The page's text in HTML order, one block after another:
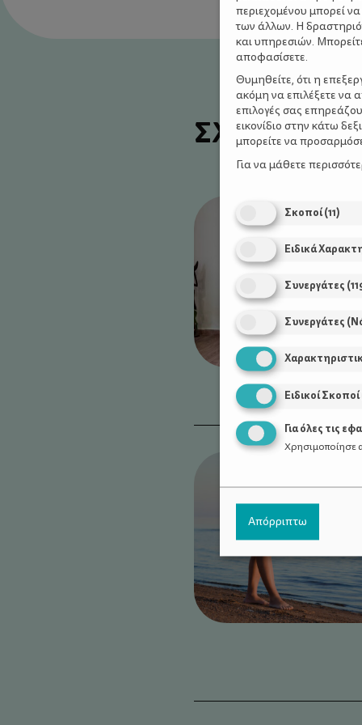
ΣΧΕΤΙΚΑ
περιεχομένου μπορεί
των άλλων. Η
και υπηρεσιών.
αποφασίσετε.
Θυμηθείτε, ότι η
ακόμη να επιλέξετε να
επιλογές σας
εικονίδιο στην κάτω
μπορείτε να
Για να μάθετε
Σκοποί(11)
Ειδικά
Συνεργάτες (
Συνεργάτες
Ειδικοί Σκοποί
Για όλες τις
Χρησιμοποίησε
Απόρριπτω